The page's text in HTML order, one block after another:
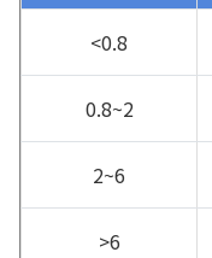
<0.8
0.8~2
2~6
>6